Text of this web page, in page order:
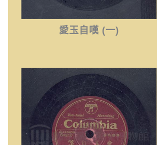
愛玉自嘆 (一)
愛玉自嘆 (三)